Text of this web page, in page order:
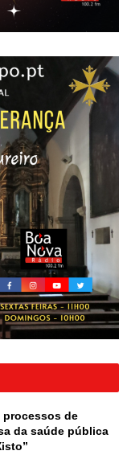
processos de
da saúde pública